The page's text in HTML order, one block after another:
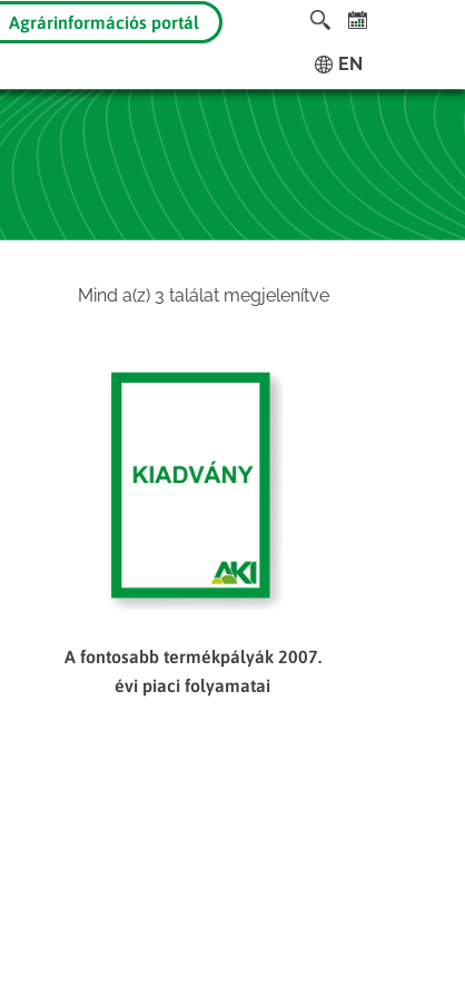
Agrárinformációs portál
EN
Mind a(z) 3 találat megjelenítveSorted
A fontosabb termékpályák 2007.
évi piaci folyamatai